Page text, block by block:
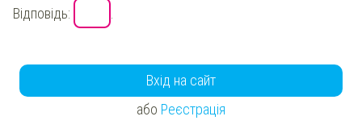
Відповідь:
Вхід на сайт
або Реєстрація